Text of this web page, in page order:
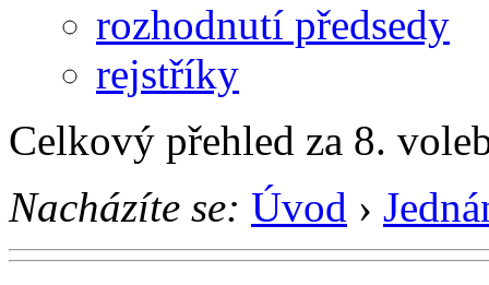
rozhodnutí předsedy
rejstříky
Celkový přehled za 8.
Nacházíte se: Úvod ›